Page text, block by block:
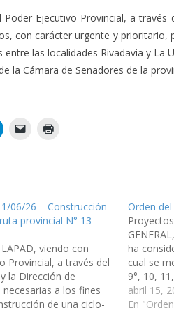
Ejecutivo Provincial, a
con carácter urgente y
las localidades Rivadavia y
la Cámara de Senadores de la
06/26 – Construcción
provincial N° 13 –
viendo con
Provincial, a través del
la Dirección de
a los fines
de una ciclo-
Orden
ha
cual se
9°, 10,
24,…
abril 15,
En